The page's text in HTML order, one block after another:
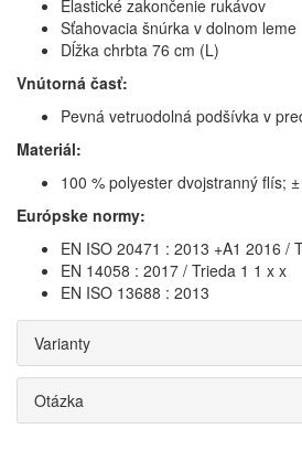
Elastické zakončenie rukávov
Sťahovacia šnúrka v dolnom leme
Dĺžka chrbta 76 cm (L)
Vnútorná časť:
Pevná vetruodolná podšívka v
Materiál:
100 % polyester dvojstranný flís;
Európske normy:
EN ISO 20471 : 2013 +A1 2016 /
EN 14058 : 2017 / Trieda 1 1 x x
EN ISO 13688 : 2013
Varianty
Otázka